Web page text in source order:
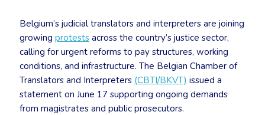
Belgium’s judicial translators and interpreters are joining
growing protests across the country’s justice sector,
calling for urgent reforms to pay structures, working
conditions, and infrastructure. The Belgian Chamber of
Translators and Interpreters (CBTI/BKVT) issued a
statement on June 17 supporting ongoing demands
from magistrates and public prosecutors.